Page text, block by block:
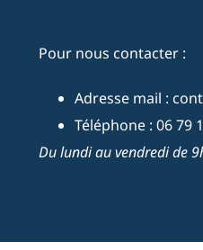
Pour nous contacter :
Adresse mail :
Téléphone : 06 79
Du lundi au vendredi de